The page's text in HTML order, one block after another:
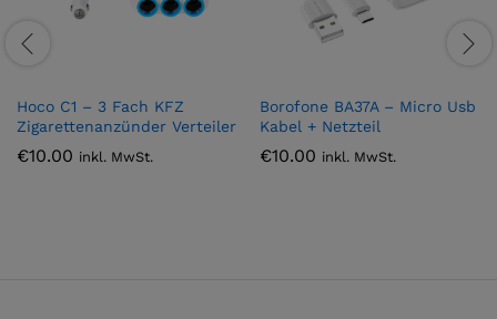
Hoco C1 – 3 Fach KFZ
Zigarettenanzünder Verteiler
€10.00 inkl. MwSt.
Borofone BA37A – Micro Usb
Kabel + Netzteil
€10.00 inkl. MwSt.